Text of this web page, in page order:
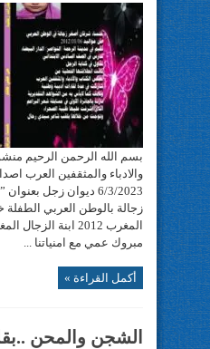
بسم الله الرحمن الرحيم
والادباء والمثقفين العرب
6/3/2023 ديوان زجل
زجالة بالوطن العربي
المغرب 2012 ابنة
مبروك عمي مع امنياتنا ...
أكمل القراءة »
الشجن والمحن